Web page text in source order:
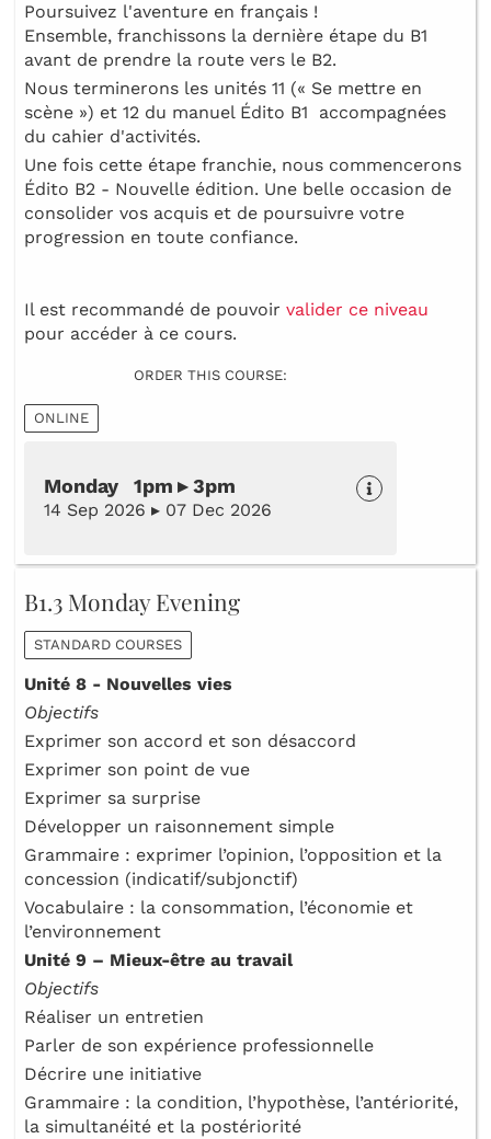
Poursuivez l'aventure en français !
Ensemble, franchissons la dernière étape du B1
avant de prendre la route vers le B2.
Nous terminerons les unités 11 (« Se mettre en
scène ») et 12 du manuel Édito B1 accompagnées
du cahier d'activités.
Une fois cette étape franchie, nous commencerons
Édito B2 - Nouvelle édition. Une belle occasion de
consolider vos acquis et de poursuivre votre
progression en toute confiance.
Il est recommandé de pouvoir valider ce niveau
pour accéder à ce cours.
ORDER THIS COURSE:
ONLINE
Monday 1pm ▸ 3pm
14 Sep 2026 ▸ 07 Dec 2026
B1.3 Monday Evening
STANDARD COURSES
Unité 8 - Nouvelles vies
Objectifs
Exprimer son accord et son désaccord
Exprimer son point de vue
Exprimer sa surprise
Développer un raisonnement simple
Grammaire : exprimer l’opinion, l’opposition et la
concession (indicatif/subjonctif)
Vocabulaire : la consommation, l’économie et
l’environnement
Unité 9 – Mieux-être au travail
Objectifs
Réaliser un entretien
Parler de son expérience professionnelle
Décrire une initiative
Grammaire : la condition, l’hypothèse, l’antériorité,
la simultanéité et la postériorité